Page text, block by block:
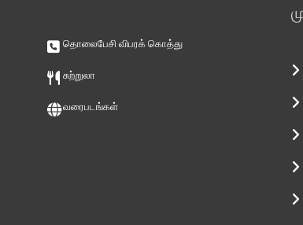
தொலைபேசி விபரக் கொத்து
சுற்றுலா
வரைபடங்கள்